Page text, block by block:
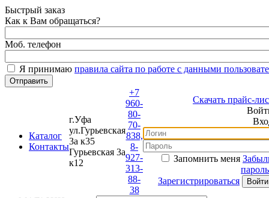
Быстрый заказ
Как к Вам обращаться?
Моб. телефон
Я принимаюправила сайта по работе с данными
Каталог
Контакты
г.Уфа
ул.Гурьевская
3а к35
Гурьевская 3а
к12
+7
960-
80-
70-
838,
8-
927-
313-
88-
38
Скачать прайс-лист
Войти
Вход
Запомнить меня Забыли
пароль?
Зарегистрироваться